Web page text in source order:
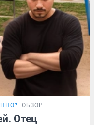
ОБЗОР
Отец